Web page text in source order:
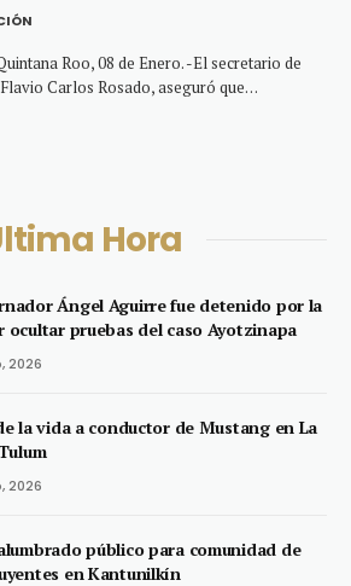
Roo, 08 de Enero. -El secretario de
Carlos Rosado, aseguró que…
Hora
Ángel Aguirre fue detenido por la
ocultar pruebas del caso Ayotzinapa
2026
la vida a conductor de Mustang en La
2026
público para comunidad de
en Kantunilkín